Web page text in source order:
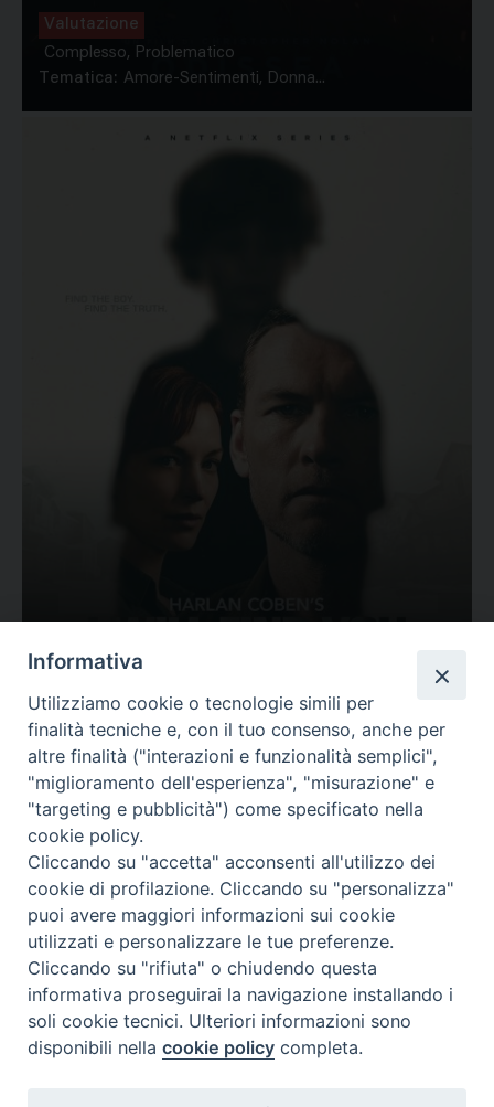
Valutazione
Complesso, Problematico
Tematica: Amore-Sentimenti, Donna...
Valutazione
Complesso, Problematico
Tematica: Amore-Sentimenti, Carcere...
Contatti & Info
C.ne Aurelia, 50 – 00165 Roma
Contatti
Informativa
Utilizziamo cookie o tecnologie simili per
finalità tecniche e, con il tuo consenso, anche per
altre finalità ("interazioni e funzionalità semplici",
"miglioramento dell'esperienza", "misurazione" e
"targeting e pubblicità") come specificato nella
cookie policy.
Cliccando su "accetta" acconsenti all'utilizzo dei
cookie di profilazione. Cliccando su "personalizza"
puoi avere maggiori informazioni sui cookie
utilizzati e personalizzare le tue preferenze.
Cliccando su "rifiuta" o chiudendo questa
informativa proseguirai la navigazione installando i
soli cookie tecnici. Ulteriori informazioni sono
disponibili nellacookie policy completa.